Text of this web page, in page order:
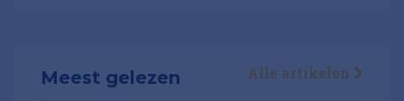
Meest gelezen Alle artikelen